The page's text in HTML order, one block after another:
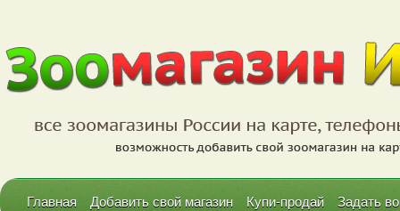
Главная Добавить свой магазин Купи-продай Задать